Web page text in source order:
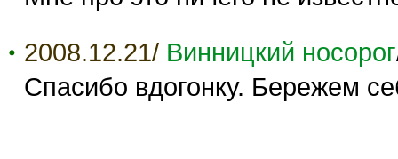
2008.12.21/ Винницкий носорог
Спасибо вдогонку. Бережем